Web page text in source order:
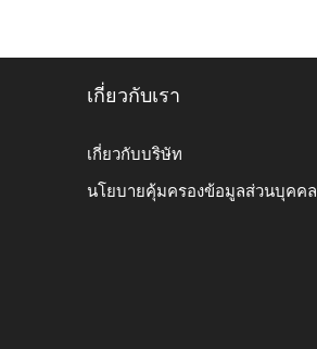
เกี่ยวกับเรา
เกี่ยวกับบริษัท
นโยบายคุ้มครองข้อมูลส่วนบุคคล